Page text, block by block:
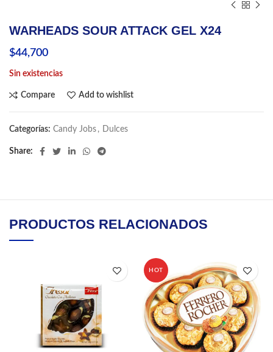
WARHEADS SOUR ATTACK GEL X24
$44,700
Sin existencias
Compare Add to wishlist
Categorías: Candy Jobs , Dulces
Share
PRODUCTOS RELACIONADOS
HOT